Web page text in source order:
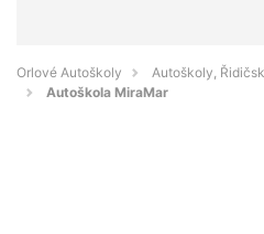
Orlové Autoškoly
Autoškoly,
Autoškola MiraMar